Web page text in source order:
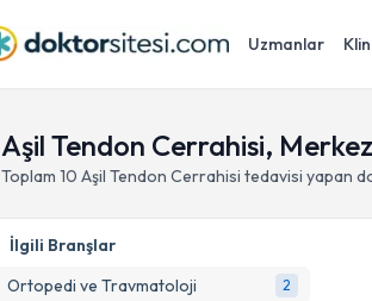
Uzmanlar
Aşil Tendon Cerrahisi,
Toplam 10 Aşil Tendon Cerrahisi tedavisi yapan
İlgili Branşlar
Ortopedi ve Travmatoloji
2